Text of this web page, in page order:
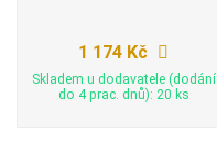
1 174 Kč
Skladem u dodavatele (dodání
do 4 prac. dnů): 20 ks